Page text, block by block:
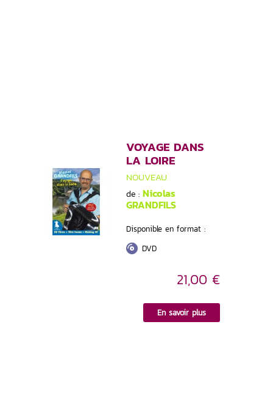
VOYAGE DANS
LA LOIRE
NOUVEAU
de : Nicolas
GRANDFILS
Disponible en format :
DVD
21,00 €
En savoir plus